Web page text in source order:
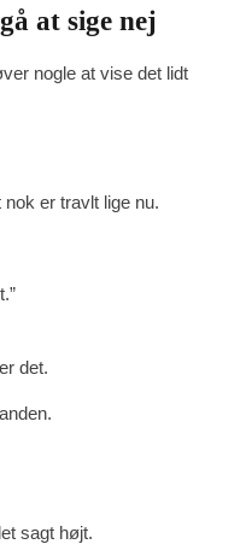
at sige nej
nogle at vise det lidt
er travlt lige nu.
det.
sagt højt.